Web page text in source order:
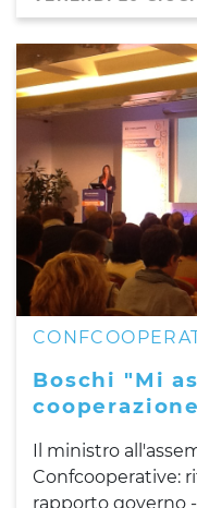
Boschi "Mi
Il ministro
Confcooperative:
rapporto governo